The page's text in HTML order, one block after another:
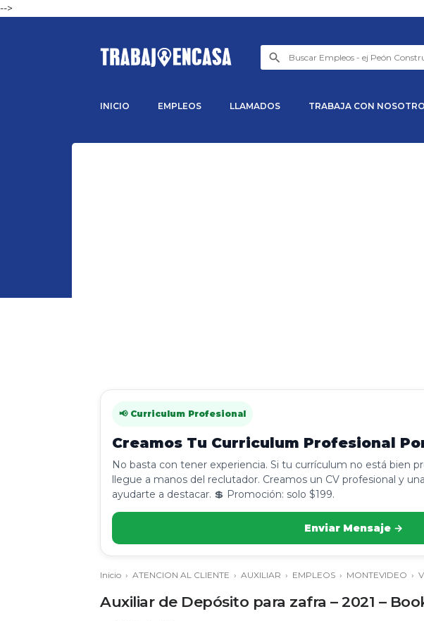
-->
INICIO EMPLEOS LLAMADOS TRABAJA CON
📢 Curriculum Profesional
Creamos Tu Curriculum Profesional
No basta con tener experiencia. Si tu currículum no está bien
llegue a manos del reclutador. Creamos un CV profesional y
ayudarte a destacar. 💲 Promoción: solo $199.
Enviar Mensaje →
Inicio › ATENCION AL CLIENTE › AUXILIAR › EMPLEOS › MONTEVIDEO ›
Auxiliar de Depósito para zafra – 2021 –